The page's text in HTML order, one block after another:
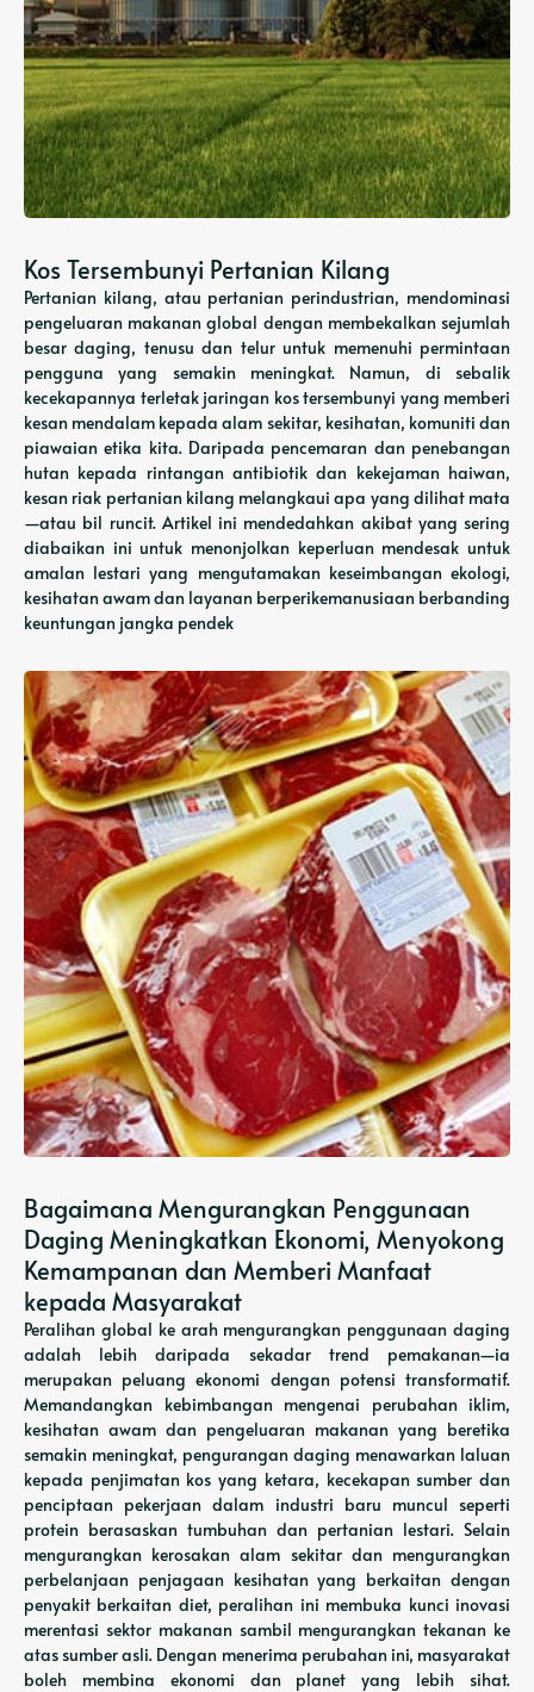
Kos Tersembunyi Pertanian Kilang
Pertanian kilang, atau pertanian perindustrian, mendominasi
pengeluaran makanan global dengan membekalkan sejumlah
besar daging, tenusu dan telur untuk memenuhi permintaan
pengguna yang semakin meningkat. Namun, di sebalik
kecekapannya terletak jaringan kos tersembunyi yang memberi
kesan mendalam kepada alam sekitar, kesihatan, komuniti dan
piawaian etika kita. Daripada pencemaran dan penebangan
hutan kepada rintangan antibiotik dan kekejaman haiwan,
kesan riak pertanian kilang melangkaui apa yang dilihat mata
—atau bil runcit. Artikel ini mendedahkan akibat yang sering
diabaikan ini untuk menonjolkan keperluan mendesak untuk
amalan lestari yang mengutamakan keseimbangan ekologi,
kesihatan awam dan layanan berperikemanusiaan berbanding
keuntungan jangka pendek
Bagaimana Mengurangkan Penggunaan
Daging Meningkatkan Ekonomi, Menyokong
Kemampanan dan Memberi Manfaat
kepada Masyarakat
Peralihan global ke arah mengurangkan penggunaan daging
adalah lebih daripada sekadar trend pemakanan—ia
merupakan peluang ekonomi dengan potensi transformatif.
Memandangkan kebimbangan mengenai perubahan iklim,
kesihatan awam dan pengeluaran makanan yang beretika
semakin meningkat, pengurangan daging menawarkan laluan
kepada penjimatan kos yang ketara, kecekapan sumber dan
penciptaan pekerjaan dalam industri baru muncul seperti
protein berasaskan tumbuhan dan pertanian lestari. Selain
mengurangkan kerosakan alam sekitar dan mengurangkan
perbelanjaan penjagaan kesihatan yang berkaitan dengan
penyakit berkaitan diet, peralihan ini membuka kunci inovasi
merentasi sektor makanan sambil mengurangkan tekanan ke
atas sumber asli. Dengan menerima perubahan ini, masyarakat
boleh membina ekonomi dan planet yang lebih sihat.